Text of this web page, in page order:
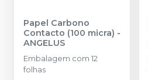
Papel Carbono
Contacto (100 micra) -
ANGELUS
Embalagem com 12
folhas